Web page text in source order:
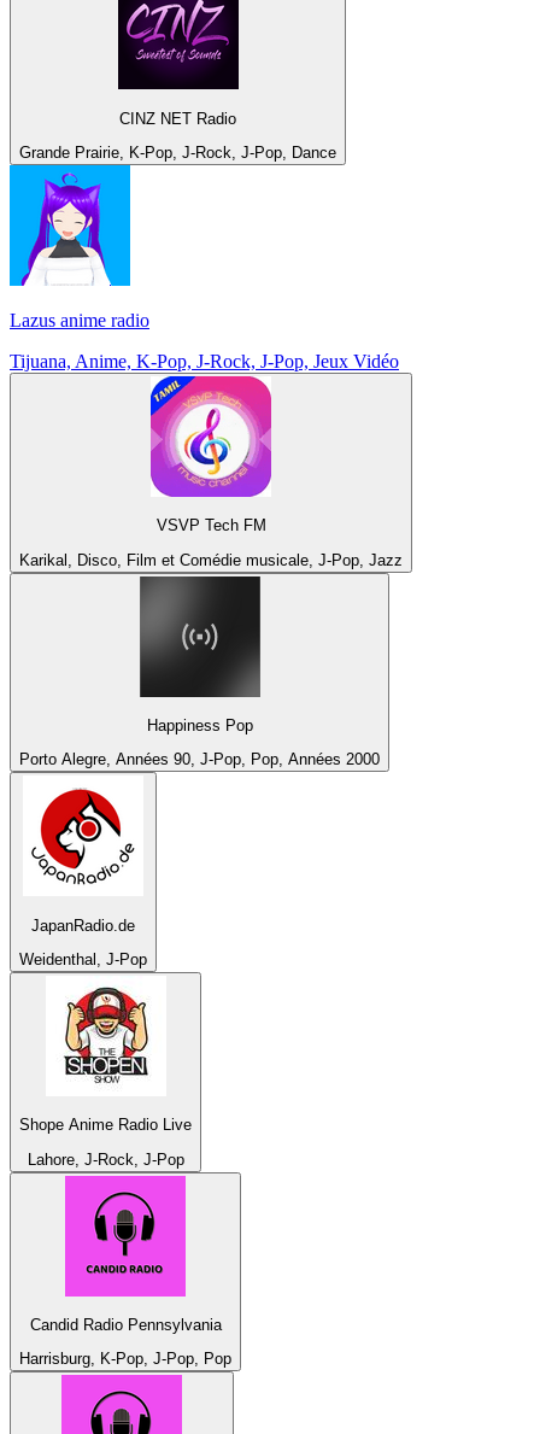
CINZ NET Radio
Grande Prairie, K-Pop, J-Rock, J-Pop, Dance
Lazus anime radio
Tijuana, Anime, K-Pop, J-Rock, J-Pop, Jeux Vidéo
VSVP Tech FM
Karikal, Disco, Film et Comédie musicale, J-Pop, Jazz
Happiness Pop
Porto Alegre, Années 90, J-Pop, Pop, Années 2000
JapanRadio.de
Weidenthal, J-Pop
Shope Anime Radio Live
Lahore, J-Rock, J-Pop
Candid Radio Pennsylvania
Harrisburg, K-Pop, J-Pop, Pop